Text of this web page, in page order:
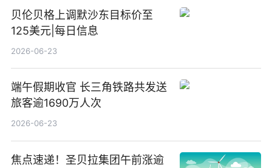
贝伦贝格上调默沙东目标价至
125美元|每日信息
2026-06-23
端午假期收官 长三角铁路共发送
旅客逾1690万人次
2026-06-23
焦点速递！圣贝拉集团午前涨逾